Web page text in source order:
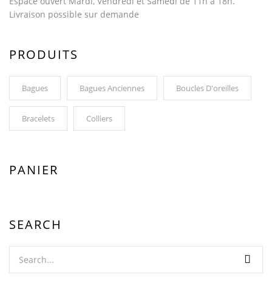
Livraison possible sur demande
PRODUITS
Bagues Bagues Anciennes Boucles D'oreilles
Bracelets Colliers
PANIER
SEARCH